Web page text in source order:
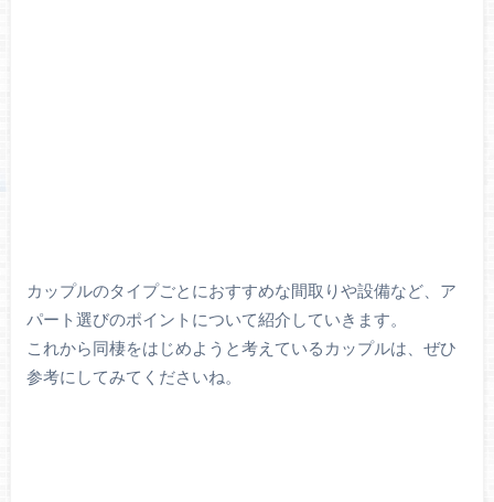
カップルのタイプごとにおすすめな間取りや設備など、ア
パート選びのポイントについて紹介していきます。
これから同棲をはじめようと考えているカップルは、ぜひ
参考にしてみてくださいね。